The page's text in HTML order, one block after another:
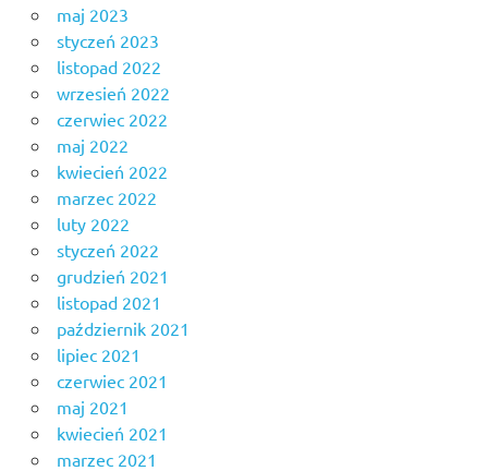
maj 2023
styczeń 2023
listopad 2022
wrzesień 2022
czerwiec 2022
maj 2022
kwiecień 2022
marzec 2022
luty 2022
styczeń 2022
grudzień 2021
listopad 2021
październik 2021
lipiec 2021
czerwiec 2021
maj 2021
kwiecień 2021
marzec 2021